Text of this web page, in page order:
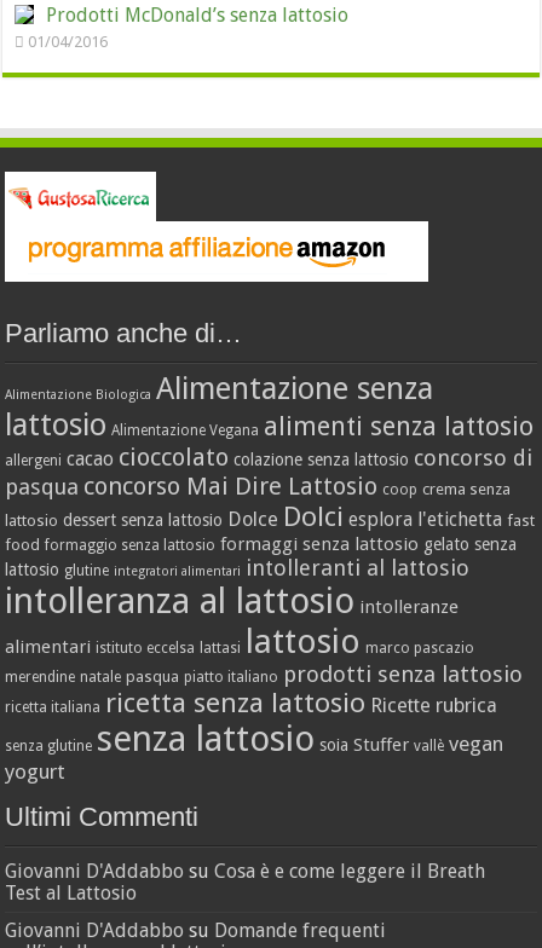
Prodotti McDonald’s senza lattosio
01/04/2016
Parliamo anche di…
Alimentazione Biologica Alimentazione senza
lattosio Alimentazione Vegana alimenti senza lattosio
allergeni cacao cioccolato colazione senza lattosio concorso di
pasqua concorso Mai Dire Lattosio coop crema senza
lattosio dessert senza lattosio Dolce Dolci esplora l'etichetta fast
food formaggio senza lattosio formaggi senza lattosio gelato senza
lattosio glutine integratori alimentari intolleranti al lattosio
intolleranza al lattosio intolleranze
alimentari istituto eccelsa lattasi lattosio marco pascazio
merendine natale pasqua piatto italiano prodotti senza lattosio
ricetta italiana ricetta senza lattosio Ricette rubrica
senza glutine senza lattosio soia Stuffer vallè vegan
yogurt
Ultimi Commenti
Giovanni D'Addabbo suCosa è e come leggere il Breath
Test al Lattosio
Giovanni D'Addabbo su Domande frequenti